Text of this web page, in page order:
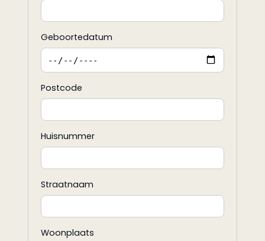
Geboortedatum
Postcode
Huisnummer
Straatnaam
Woonplaats